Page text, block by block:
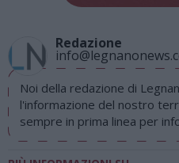
Redazione
Noi della redazione di
l'informazione del nostro
sempre in prima linea per